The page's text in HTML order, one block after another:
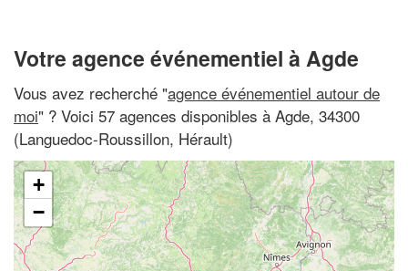
Votre agence événementiel à Agde
Vous avez recherché "agence événementiel autour de
moi" ? Voici 57 agences disponibles à Agde, 34300
(Languedoc-Roussillon, Hérault)
+
−